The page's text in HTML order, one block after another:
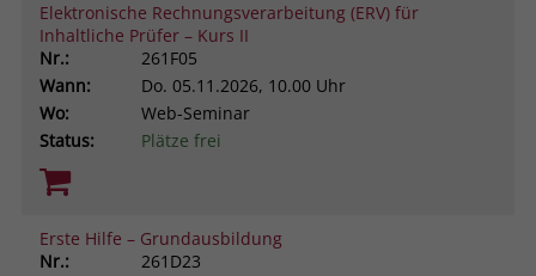
Elektronische Rechnungsverarbeitung (ERV) für
Inhaltliche Prüfer – Kurs II
Nr.:
261F05
Wann:
Do. 05.11.2026, 10.00 Uhr
Wo:
Web-Seminar
Status:
Plätze frei
Erste Hilfe – Grundausbildung
Nr.:
261D23